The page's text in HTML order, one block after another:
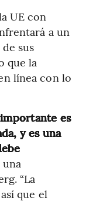
UE con
a un
sus
que la
línea con lo
es
y es una
una
“La
que el